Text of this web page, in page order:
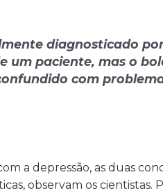
diagnosticado
um paciente, mas o
com
a depressão, as duas
observam os cientistas.